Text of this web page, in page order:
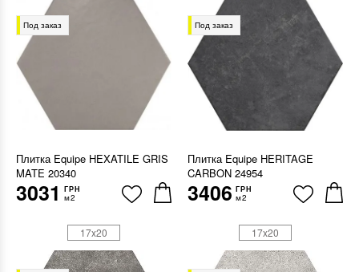
Под заказ
Плитка Equipe HEXATILE GRIS
MATE 20340
3031 ГРН
м2
Под заказ
Плитка Equipe HERITAGE
CARBON 24954
3406 ГРН
м2
17x20 17x20